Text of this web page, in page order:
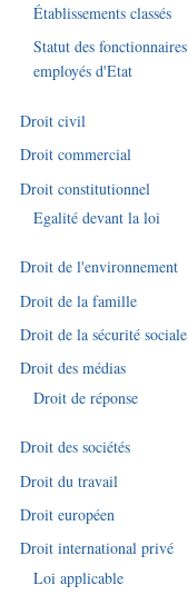
Établissements classés
Statut des
employés d'Etat
Droit civil
Droit commercial
Droit constitutionnel
Egalité devant la loi
Droit de l'environnement
Droit de la famille
Droit de la sécurité sociale
Droit des médias
Droit de réponse
Droit des sociétés
Droit du travail
Droit européen
Droit international privé
Loi applicable